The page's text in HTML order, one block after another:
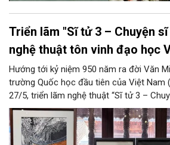
Triển lãm "Sĩ tử 3 – Chuyện
nghệ thuật tôn vinh đạo học
Hướng tới kỷ niệm 950 năm ra đời Văn
trường Quốc học đầu tiên của Việt Nam
27/5, triển lãm nghệ thuật “Sĩ tử 3 –
tại Di tích Quốc gia đặc biệt Văn Miếu –